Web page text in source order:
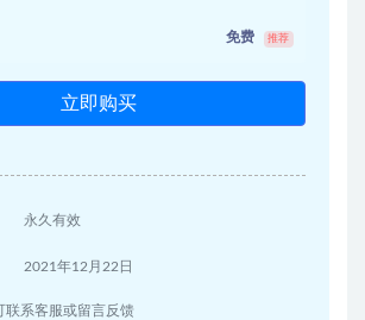
免费 推荐
立即购买
永久有效
2021年12月22日
联系客服或留言反馈